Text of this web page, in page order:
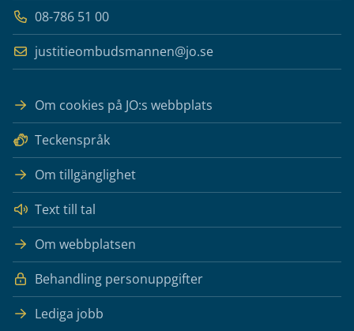
08-786 51 00
justitieombudsmannen@jo.se
Om cookies på JO:s webbplats
Teckenspråk
Om tillgänglighet
Text till tal
Om webbplatsen
Behandling personuppgifter
Lediga jobb